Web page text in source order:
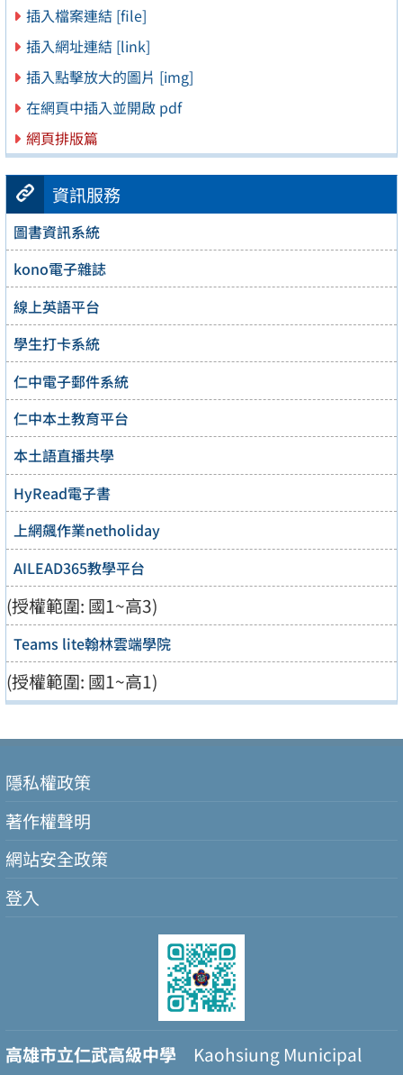
插入檔案連結 [file]
插入網址連結 [link]
插入點擊放大的圖片 [img]
在網頁中插入並開啟 pdf
網頁排版篇
資訊服務
圖書資訊系統
kono電子雜誌
線上英語平台
學生打卡系統
仁中電子郵件系統
仁中本土教育平台
本土語直播共學
HyRead電子書
上網飆作業netholiday
AILEAD365教學平台
(授權範圍: 國1~高3)
Teams lite翰林雲端學院
(授權範圍: 國1~高1)
隱私權政策
著作權聲明
網站安全政策
登入
高雄市立仁武高級中學 Kaohsiung Municipal